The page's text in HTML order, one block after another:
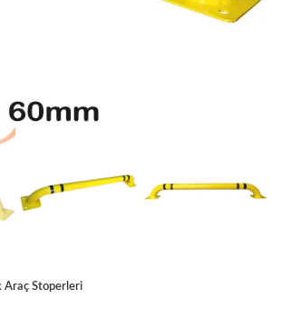
Araç Stoperleri